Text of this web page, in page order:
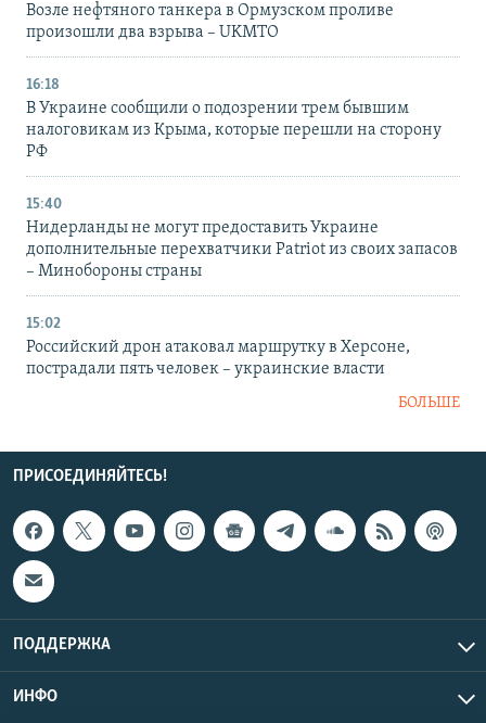
Возле нефтяного танкера в Ормузском проливе
произошли два взрыва – UKMTO
16:18
В Украине сообщили о подозрении трем бывшим
налоговикам из Крыма, которые перешли на сторону
РФ
15:40
Нидерланды не могут предоставить Украине
дополнительные перехватчики Patriot из своих запасов
– Минобороны страны
15:02
Российский дрон атаковал маршрутку в Херсоне,
пострадали пять человек – украинские власти
БОЛЬШЕ
ПРИСОЕДИНЯЙТЕСЬ!
ПОДДЕРЖКА
ИНФО